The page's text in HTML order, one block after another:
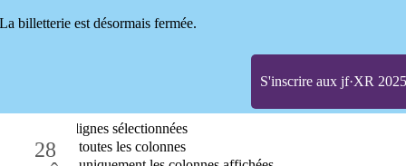
billetterie est désormais fermée.
S'inscrire aux jf·XR 2025